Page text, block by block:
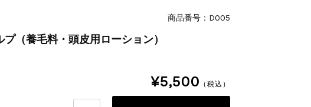
商品番号：D005
プ（養毛料・頭皮用ローション）
¥5,500 （税込）